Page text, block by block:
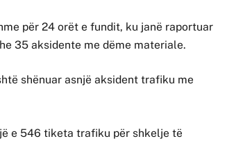
për 24 orët e fundit, ku janë raportuar
35 aksidente me dëme materiale.
shënuar asnjë aksident trafiku me
e 546 tiketa trafiku për shkelje të